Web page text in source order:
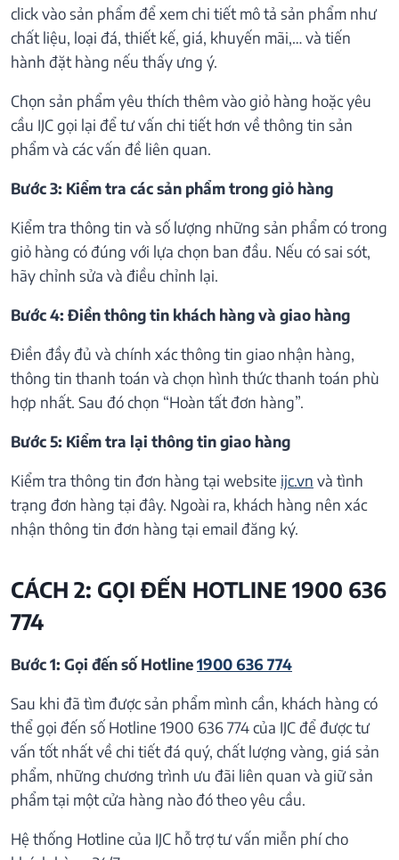
click vào sản phẩm để xem chi tiết mô tả sản phẩm như
chất liệu, loại đá, thiết kế, giá, khuyến mãi,… và tiến
hành đặt hàng nếu thấy ưng ý.
Chọn sản phẩm yêu thích thêm vào giỏ hàng hoặc yêu
cầu IJC gọi lại để tư vấn chi tiết hơn về thông tin sản
phẩm và các vấn đề liên quan.
Bước 3: Kiểm tra các sản phẩm trong giỏ hàng
Kiểm tra thông tin và số lượng những sản phẩm có trong
giỏ hàng có đúng với lựa chọn ban đầu. Nếu có sai sót,
hãy chỉnh sửa và điều chỉnh lại.
Bước 4: Điền thông tin khách hàng và giao hàng
Điền đầy đủ và chính xác thông tin giao nhận hàng,
thông tin thanh toán và chọn hình thức thanh toán phù
hợp nhất. Sau đó chọn “Hoàn tất đơn hàng”.
Bước 5: Kiểm tra lại thông tin giao hàng
Kiểm tra thông tin đơn hàng tại website ijc.vn và tình
trạng đơn hàng tại đây. Ngoài ra, khách hàng nên xác
nhận thông tin đơn hàng tại email đăng ký.
CÁCH 2: GỌI ĐẾN HOTLINE 1900 636
774
Bước 1: Gọi đến số Hotline1900 636 774
Sau khi đã tìm được sản phẩm mình cần, khách hàng có
thể gọi đến số Hotline 1900 636 774 của IJC để được tư
vấn tốt nhất về chi tiết đá quý, chất lượng vàng, giá sản
phẩm, những chương trình ưu đãi liên quan và giữ sản
phẩm tại một cửa hàng nào đó theo yêu cầu.
Hệ thống Hotline của IJC hỗ trợ tư vấn miễn phí cho